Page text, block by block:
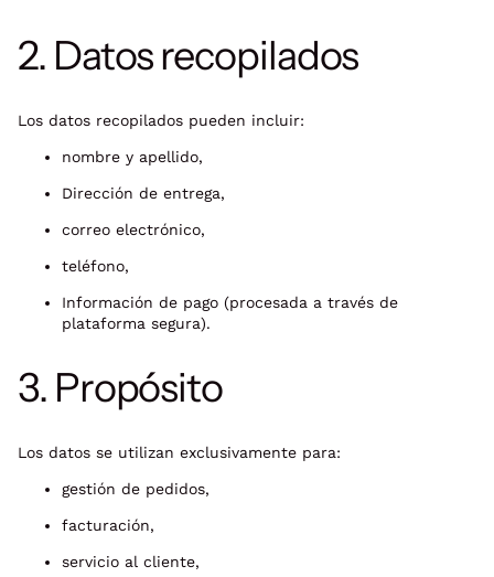
2. Datos recopilados
Los datos recopilados pueden incluir:
nombre y apellido,
Dirección de entrega,
correo electrónico,
teléfono,
Información de pago (procesada a través de
plataforma segura).
3. Propósito
Los datos se utilizan exclusivamente para:
gestión de pedidos,
facturación,
servicio al cliente,